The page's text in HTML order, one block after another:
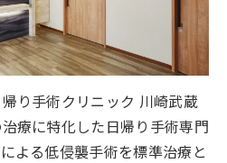
り手術クリニック 川崎武蔵
療に特化した日帰り手術専門
よる低侵襲手術を標準治療と